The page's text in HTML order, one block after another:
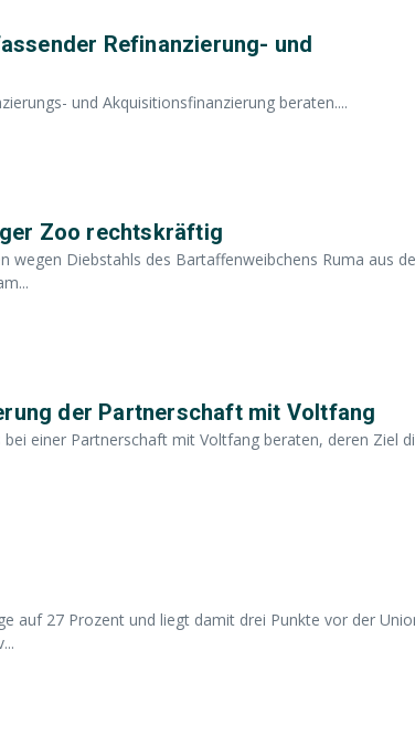
Refinanzierung- und
und Akquisitionsfinanzierung beraten....
Zoo rechtskräftig
wegen Diebstahls des Bartaffenweibchens Ruma aus
der Partnerschaft mit Voltfang
einer Partnerschaft mit Voltfang beraten, deren Ziel
auf 27 Prozent und liegt damit drei Punkte vor der